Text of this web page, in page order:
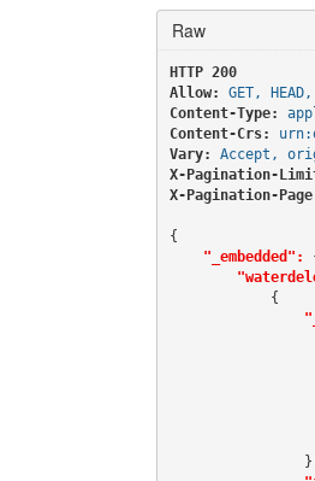
Raw
HTTP 200
Allow:
GET, HEAD,
Content-Type:
Content-Crs:
Vary:
Accept,
X-Pagination-
X-Pagination-
{
"_embedded":
            {